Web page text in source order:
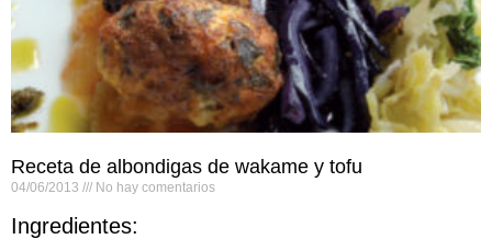
Receta de albondigas de wakame y tofu
04/06/2013 No hay comentarios
Ingredientes: